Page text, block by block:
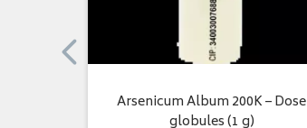
Arsenicum Album 200K – Dose
globules (1 g)